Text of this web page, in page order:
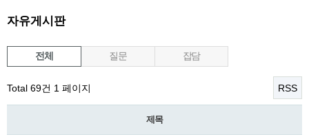
자유게시판
전체 질문 잡담
Total 69건 1 페이지 RSS
제목